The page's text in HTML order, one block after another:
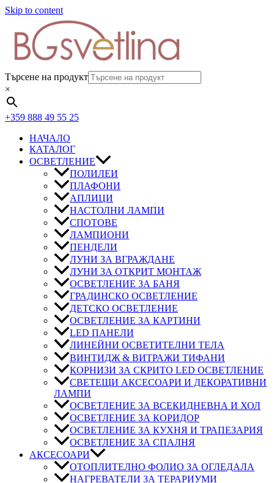
Skip to content
Търсене на продукт
×
+359 888 49 55 25
НАЧАЛО
КАТАЛОГ
ОСВЕТЛЕНИЕ
ПОЛИЛЕИ
ПЛАФОНИ
АПЛИЦИ
НАСТОЛНИ ЛАМПИ
СПОТОВЕ
ЛАМПИОНИ
ПЕНДЕЛИ
ЛУНИ ЗА ВГРАЖДАНЕ
ЛУНИ ЗА ОТКРИТ МОНТАЖ
ОСВЕТЛЕНИЕ ЗА БАНЯ
ГРАДИНСКО ОСВЕТЛЕНИЕ
ДЕТСКО ОСВЕТЛЕНИЕ
ОСВЕТЛЕНИЕ ЗА КАРТИНИ
LED ПАНЕЛИ
ЛИНЕЙНИ ОСВЕТИТЕЛНИ ТЕЛА
ВИНТИДЖ & ВИТРАЖИ ТИФАНИ
КОРНИЗИ ЗА СКРИТО LED ОСВЕТЛЕНИЕ
СВЕТЕЩИ АКСЕСОАРИ И ДЕКОРАТИВНИ
ЛАМПИ
ОСВЕТЛЕНИЕ ЗА ВСЕКИДНЕВНА И ХОЛ
ОСВЕТЛЕНИЕ ЗА КОРИДОР
ОСВЕТЛЕНИЕ ЗА КУХНЯ И ТРАПЕЗАРИЯ
ОСВЕТЛЕНИЕ ЗА СПАЛНЯ
АКСЕСОАРИ
ОТОПЛИТЕЛНО ФОЛИО ЗА ОГЛЕДАЛА
НАГРЕВАТЕЛИ ЗА ТЕРАРИУМИ